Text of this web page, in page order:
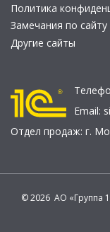
Политика
Замечания по сайту
Другие сайты
Email:
Отдел продаж: г.
© 2026 АО «Группа